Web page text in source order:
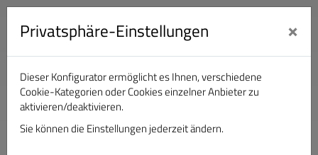
Verband Deutscher Sportjournalisten e.V.
Privatsphäre-Einstellungen ×
Dieser Konfigurator ermöglicht es Ihnen, verschiedene
Cookie-Kategorien oder Cookies einzelner Anbieter zu
aktivieren/deaktivieren.
Sie können die Einstellungen jederzeit ändern.